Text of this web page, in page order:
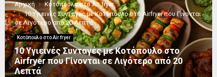
Αρχική
Κοτόπουλο στο Air fryer
10 Υγιεινές Συνταγές με Κοτόπουλο στο Airfryer που Γίνονται
σε Λιγότερο από 20 Λεπτά
Κοτόπουλο στο Air fryer
10 Υγιεινές Συνταγές με Κοτόπουλο στο
Airfryer που Γίνονται σε Λιγότερο από 20
Λεπτά